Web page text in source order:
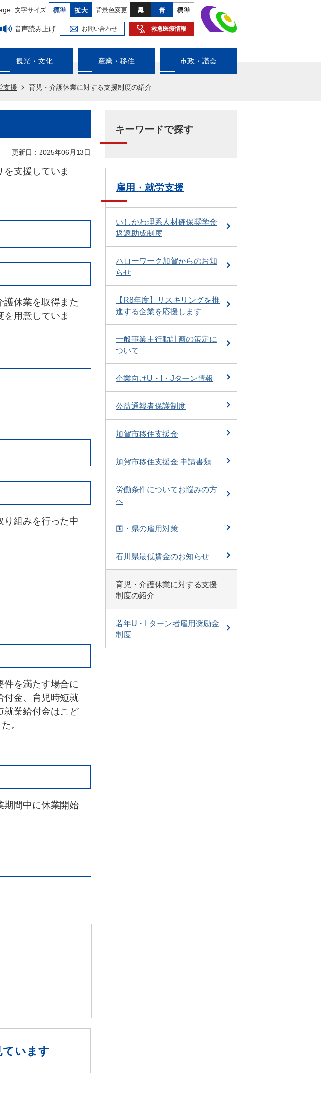
文字サイズ 背景色変更
音声読み上げ お問い合わせ 救急医療情報
観光・文化 産業・移住 市政・議会
支援 育児・介護休業に対する支援制度の紹介
更新日：2025年06月13日
支援していま
護休業を取得また
用意していま
り組みを行った中
件を満たす場合に
付金、育児時短就
就業給付金はこど
。
期間中に休業開始
います
キーワードで探す
雇用・就労支援
いしかわ理系人材確保奨学金
返還助成制度
ハローワーク加賀からのお知
らせ
【R8年度】リスキリングを推
進する企業を応援します
一般事業主行動計画の策定に
ついて
企業向けU・I・Jターン情報
公益通報者保護制度
加賀市移住支援金
加賀市移住支援金 申請書類
労働条件についてお悩みの方
へ
国・県の雇用対策
石川県最低賃金のお知らせ
育児・介護休業に対する支援
制度の紹介
若年U・I ターン者雇用奨励金
制度